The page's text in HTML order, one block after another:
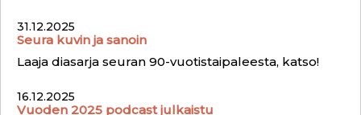
31.12.2025
Seura kuvin ja sanoin
Laaja diasarja seuran 90-vuotistaipaleesta, katso!
16.12.2025
Vuoden 2025 podcast julkaistu